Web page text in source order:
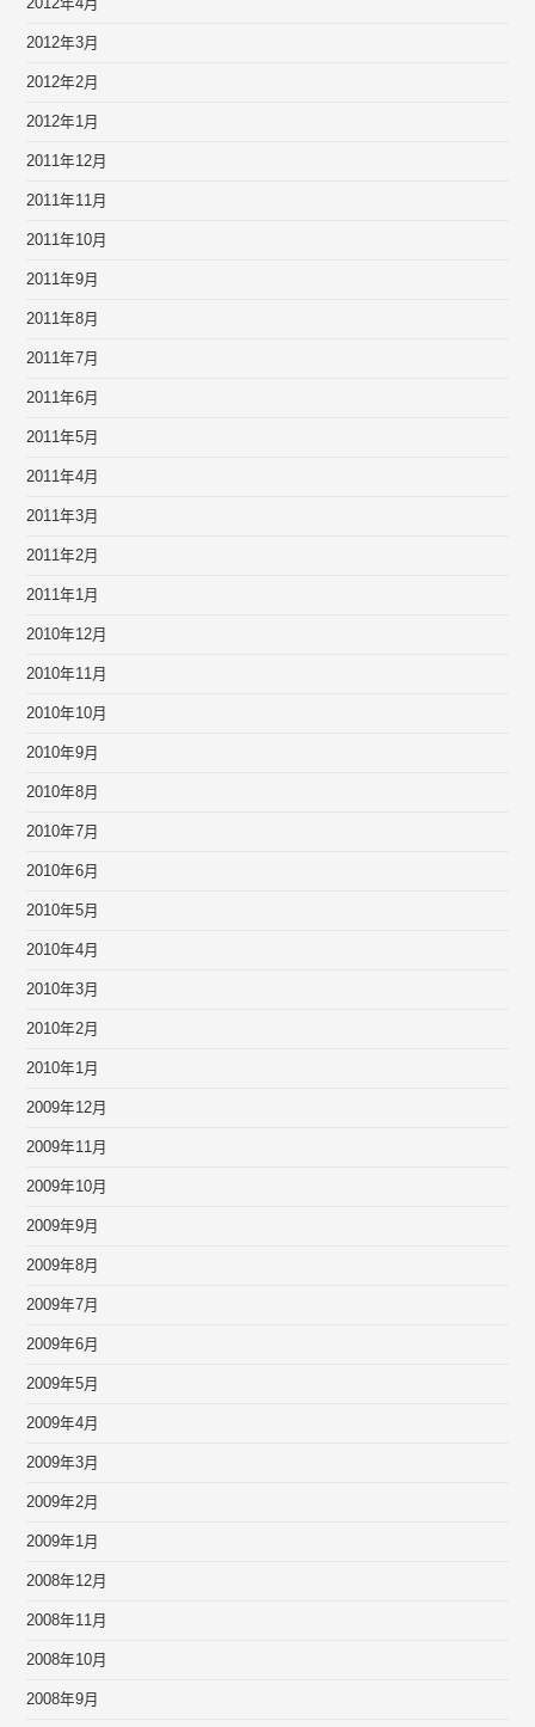
2012年3月
2012年2月
2012年1月
2011年12月
2011年11月
2011年10月
2011年9月
2011年8月
2011年7月
2011年6月
2011年5月
2011年4月
2011年3月
2011年2月
2011年1月
2010年12月
2010年11月
2010年10月
2010年9月
2010年8月
2010年7月
2010年6月
2010年5月
2010年4月
2010年3月
2010年2月
2010年1月
2009年12月
2009年11月
2009年10月
2009年9月
2009年8月
2009年7月
2009年6月
2009年5月
2009年4月
2009年3月
2009年2月
2009年1月
2008年12月
2008年11月
2008年10月
2008年9月